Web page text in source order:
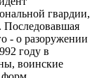
гвардии,
Последовавшая
- о разоружении
году в
воинские